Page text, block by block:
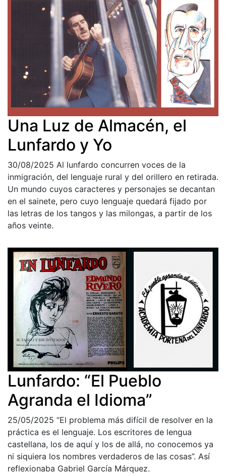
Una Luz de Almacén, el
Lunfardo y Yo
30/08/2025 Al lunfardo concurren voces de la
inmigración, del lenguaje rural y del orillero en retirada.
Un mundo cuyos caracteres y personajes se decantan
en el sainete, pero cuyo lenguaje quedará fijado por
las letras de los tangos y las milongas, a partir de los
años veinte.
Lunfardo: “El Pueblo
Agranda el Idioma”
25/05/2025 “El problema más difícil de resolver en la
práctica es el lenguaje. Los escritores de lengua
castellana, los de aquí y los de allá, no conocemos ya
ni siquiera los nombres verdaderos de las cosas”. Así
reflexionaba Gabriel García Márquez.